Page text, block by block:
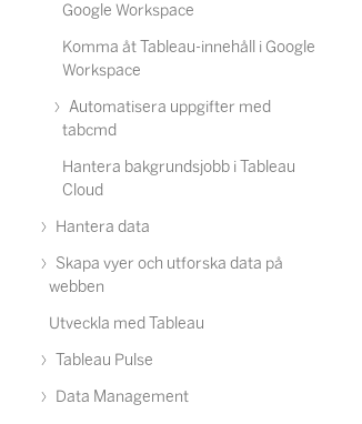
Google Workspace
Komma åt Tableau-innehåll i Google
Workspace
Automatisera uppgifter med
tabcmd
Hantera bakgrundsjobb i Tableau
Cloud
Hantera data
Skapa vyer och utforska data på
webben
Utveckla med Tableau
Tableau Pulse
Data Management